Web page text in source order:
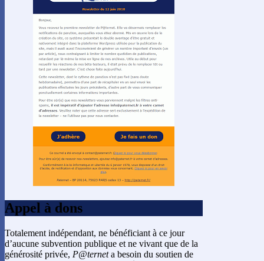
Appel à dons
Totalement indépendant, ne bénéficiant à ce jour
d’aucune subvention publique et ne vivant que de la
générosité privée, P@terneta besoin du soutien de